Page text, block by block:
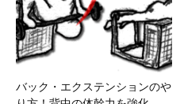
バック・エクステンションのや